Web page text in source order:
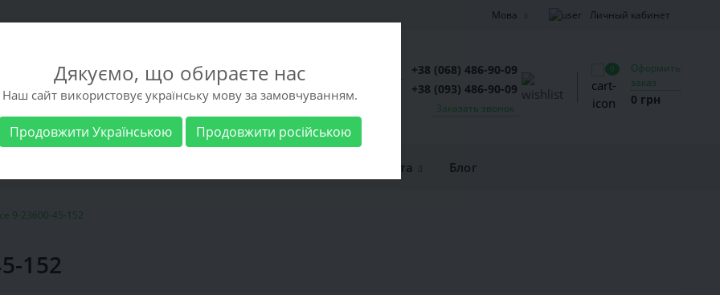
Мова Личный кабинет
+38 (068) 486-90-09
+38 (093) 486-90-09
Заказать звонок
0
Оформить
заказ
0 грн
Доставка и оплата Блог
9-23600-45-152
152
Дякуємо, що обираєте нас
Наш сайт використовує українську мову за замовчуванням.
Продовжити Українською Продовжити російською